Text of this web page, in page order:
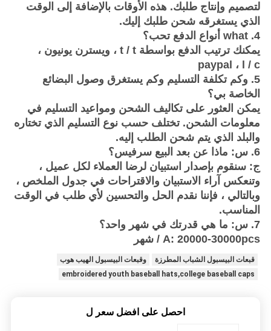
لتصميم وإنتاج طلبك. هذه الأوقات بالإضافة إلى الوقت
الذي يستغرقه شحن طلبك إليك.
4. what أنواع الدفع تحب؟
يمكنك ترتيب الدفع بواسطة t / t ، ويسترن يونيون ،
paypal ، l / c
5. وكم تكلفة التسليم وكم يستغرق وصول البضائع
الخاصة بي؟
يمكن العثور على تكاليف الشحن ومواعيد التسليم في
معلومات الشحن. تختلف حسب نوع التسليم الذي تختاره
والبلد الذي يتم شحن الطلب إليه.
6. س: ماذا عن بعد البيع سرفيس؟
ج: سنقوم بإصدار استبيان لرضا العملاء لكل عميل ،
وتنعكس آراء الاستبيان والاقتراحات في جدول الملخص ،
وبالتالي ، فإننا نقدم الحل والتحسين لأي طلب في الوقت
المناسب.
7. س: ما هي قدرتك في شهر واحد؟
A: 20000-30000pcs / شهر
قبعات البيسبول الشباب المطرزة
وقبعات البيسبول الهيب هوب
embroidered youth baseball hats,college baseball caps
احصل على افضل سعر ل